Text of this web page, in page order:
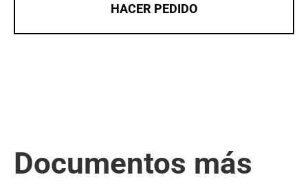
HACER PEDIDO
Documentos más